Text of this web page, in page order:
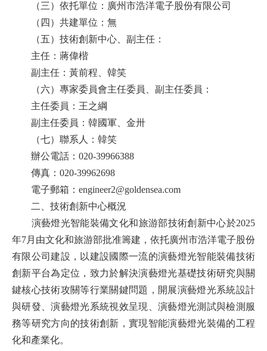
（三）依托單位：廣州市浩洋電子股份有限公司
（四）共建單位：無
（五）技術創新中心、副主任：
主任：蔣偉楷
副主任：黃前程、韓笑
（六）專家委員會主任委員、副主任委員：
主任委員：王之綱
副主任委員：韓國軍、金卅
（七）聯系人：韓笑
辦公電話：020-39966388
傳真：020-39962698
電子郵箱：engineer2@goldensea.com
二、 技術創新中心概況
演藝燈光智能裝備文化和旅游部技術創新中心於2025
年7月由文化和旅游部批准籌建，依托廣州市浩洋電子股份
有限公司建設，以建設國際一流的演藝燈光智能裝備技術
創新平台為定位，致力於解決演藝燈光基礎技術研究與關
鍵核心技術攻關等行業關鍵問題，開展演藝燈光系統設計
與研發、演藝燈光系統視效呈現、演藝燈光測試與檢測服
務等研究方向的技術創新，實現智能演藝燈光裝備的工程
化和產業化。